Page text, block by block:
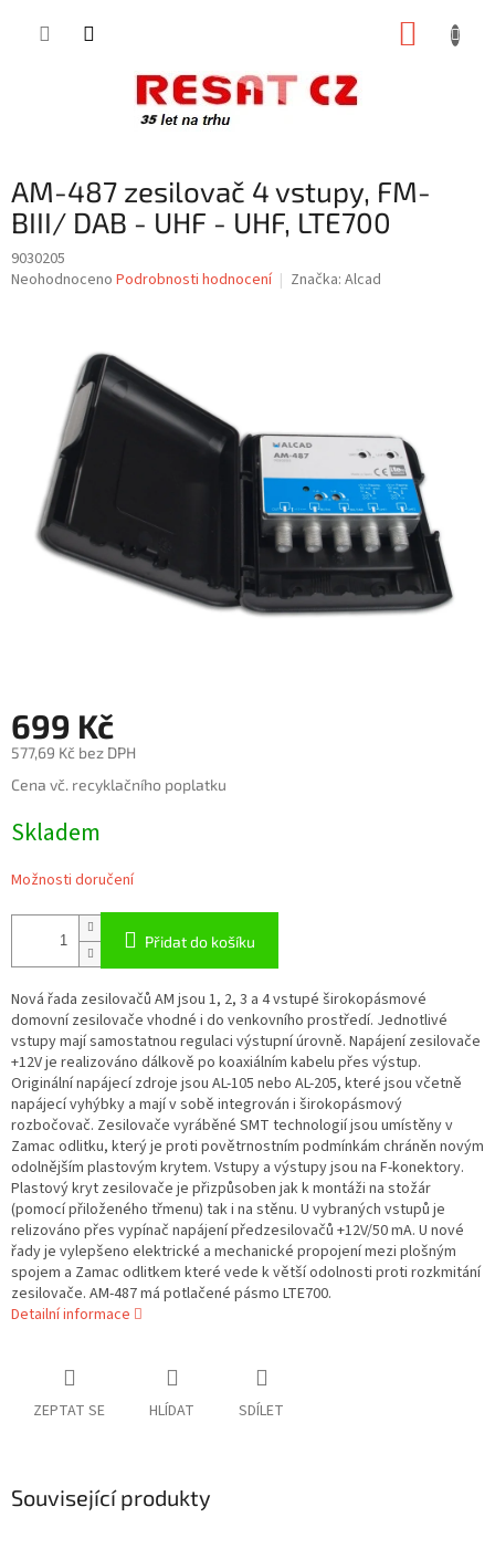
AM-487 zesilovač 4 vstupy, FM-
BIII/ DAB - UHF - UHF, LTE700
9030205
Průměrné
hvězdiček.
Neohodnoceno Podrobnosti hodnocení Značka: Alcad
699 Kč
577,69 Kč bez DPH
Měrná
Cena vč. recyklačního poplatku
Skladem
Možnosti doručení
Přidat do košíku
Nová řada zesilovačů AM jsou 1, 2, 3 a 4 vstupé širokopásmové
domovní zesilovače vhodné i do venkovního prostředí. Jednotlivé
vstupy mají samostatnou regulaci výstupní úrovně. Napájení zesilovače
+12V je realizováno dálkově po koaxiálním kabelu přes výstup.
Originální napájecí zdroje jsou AL-105 nebo AL-205, které jsou včetně
napájecí vyhýbky a mají v sobě integrován i širokopásmový
rozbočovač. Zesilovače vyráběné SMT technologií jsou umístěny v
Zamac odlitku, který je proti povětrnostním podmínkám chráněn novým
odolnějším plastovým krytem. Vstupy a výstupy jsou na F-konektory.
Plastový kryt zesilovače je přizpůsoben jak k montáži na stožár
(pomocí přiloženého třmenu) tak i na stěnu. U vybraných vstupů je
relizováno přes vypínač napájení předzesilovačů +12V/50 mA. U nové
řady je vylepšeno elektrické a mechanické propojení mezi plošným
spojem a Zamac odlitkem které vede k větší odolnosti proti rozkmitání
zesilovače. AM-487 má potlačené pásmo LTE700.
Detailní informace
ZEPTAT SE HLÍDAT SDÍLET
Související produkty